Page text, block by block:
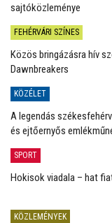
sajtóközleménye
FEHÉRVÁRI SZÍNES
Közös bringázásra hív
Dawnbreakers
KÖZÉLET
A legendás
és ejtőernyős
SPORT
Hokisok viadala – hat
KÖZLEMÉNYEK